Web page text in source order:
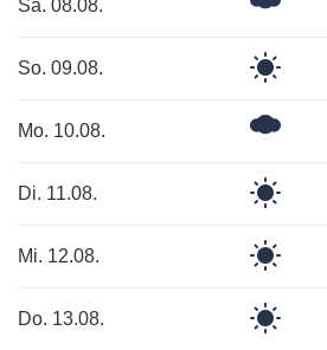
Sa. 08.08.
So. 09.08.
Mo. 10.08.
Di. 11.08.
Mi. 12.08.
Do. 13.08.